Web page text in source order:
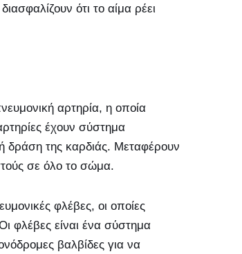
ότι το αίμα ρέει
αρτηρία, η οποία
έχουν σύστημα
δράση της καρδιάς. Μεταφέρουν
σε όλο το σώμα.
φλέβες, οι οποίες
φλέβες είναι ένα σύστημα
βαλβίδες για να